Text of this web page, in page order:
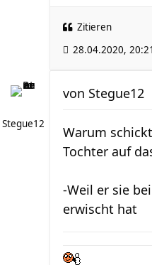
Zitieren
28.04.2020, 20:21
Stegue12
von Stegue12
Warum
Tochter auf
-Weil er sie
erwischt hat